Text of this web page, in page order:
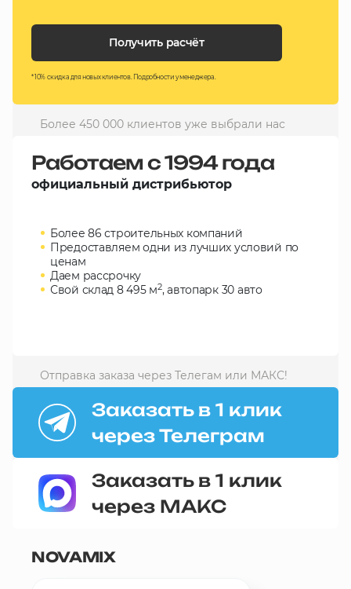
10 000 ₽
+7(495) 988-86-47
sales@stroyholding.ru
Max
Телеграм
Доставка
Оплата
О компании
Все бренды
Контакты
Получить расчёт
* 10% скидка для новых клиентов. Подробности у менеджера.
Более 450 000 клиентов уже выбрали нас
Работаем с 1994 года
официальный дистрибьютор
Более 86 строительных компаний
Предоставляем одни из лучших условий по
ценам
Даем рассрочку
Свой склад 8 495 м2, автопарк 30 авто
Отправка заказа через Телегам или МАКС!
Заказать в 1 клик
через Телеграм
Заказать в 1 клик
через МАКС
NOVAMIX